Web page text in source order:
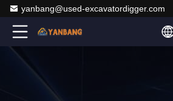
yanbang@used-excavatordigger.com